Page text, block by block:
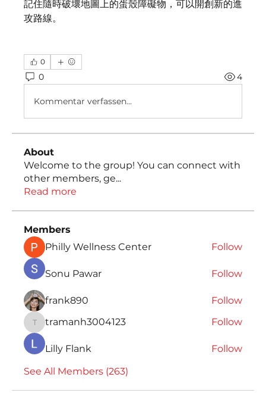
記住隨時破壞地圖上的蛋殼障礙物，可以開創新的進
攻路線。
0
0 4
Kommentar verfassen...
About
Welcome to the group! You can connect with
other members, ge...
Read more
Members
Philly Wellness Center
Follow
Sonu Pawar Follow
frank890 Follow
tramanh3004123
tramanh3004123 Follow
Lilly Flank
Follow
See All Members (263)